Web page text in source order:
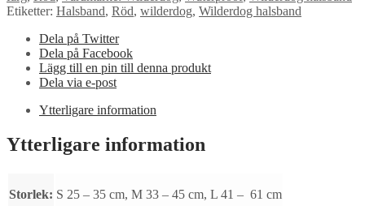
Etiketter: Halsband, Röd, wilderdog, Wilderdog halsband
Dela på Twitter
Dela på Facebook
Lägg till en pin till denna produkt
Dela via e-post
Ytterligare information
Ytterligare information
Storlek: S 25 – 35 cm, M 33 – 45 cm, L 41 – 61 cm